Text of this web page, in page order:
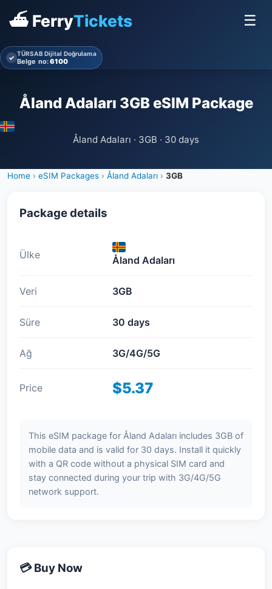
⛴ FerryTickets ☰
✓ TÜRSAB Dijital Doğrulama
Belge no:6100
Åland Adaları 3GB eSIM Package
Åland Adaları · 3GB · 30 days
Home › eSIM Packages › Åland Adaları › 3GB
Package details
Ülke Åland Adaları
Veri 3GB
Süre 30 days
Ağ 3G/4G/5G
Price $5.37
This eSIM package for Åland Adaları includes 3GB of
mobile data and is valid for 30 days. Install it quickly
with a QR code without a physical SIM card and
stay connected during your trip with 3G/4G/5G
network support.
💳 Buy Now